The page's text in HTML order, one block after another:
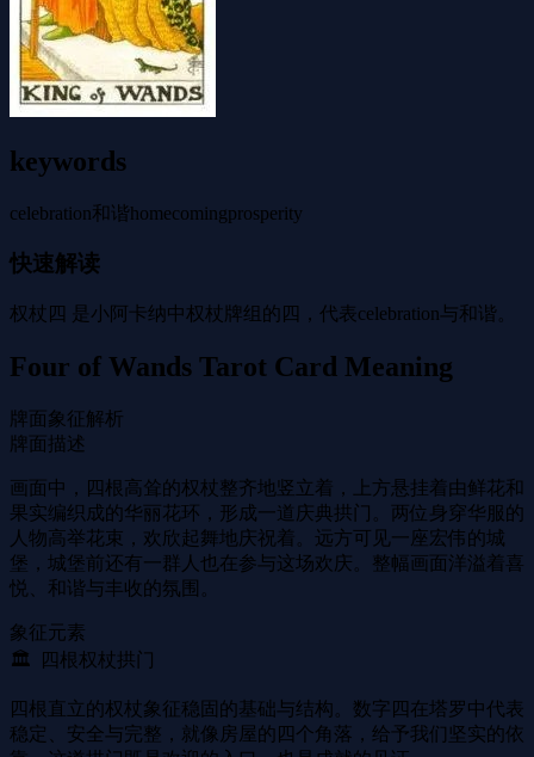
keywords
celebration和谐homecomingprosperity
快速解读
权杖四 是小阿卡纳中权杖牌组的四，代表celebration与和谐。
Four of Wands Tarot Card Meaning
牌面象征解析
牌面描述
画面中，四根高耸的权杖整齐地竖立着，上方悬挂着由鲜花和
果实编织成的华丽花环，形成一道庆典拱门。两位身穿华服的
人物高举花束，欢欣起舞地庆祝着。远方可见一座宏伟的城
堡，城堡前还有一群人也在参与这场欢庆。整幅画面洋溢着喜
悦、和谐与丰收的氛围。
象征元素
🏛 ️ 四根权杖拱门
四根直立的权杖象征稳固的基础与结构。数字四在塔罗中代表
稳定、安全与完整，就像房屋的四个角落，给予我们坚实的依